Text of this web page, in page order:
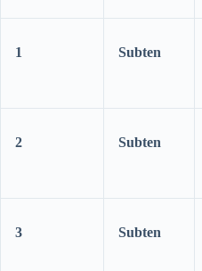
1 Subten
2 Subten
3 Subten